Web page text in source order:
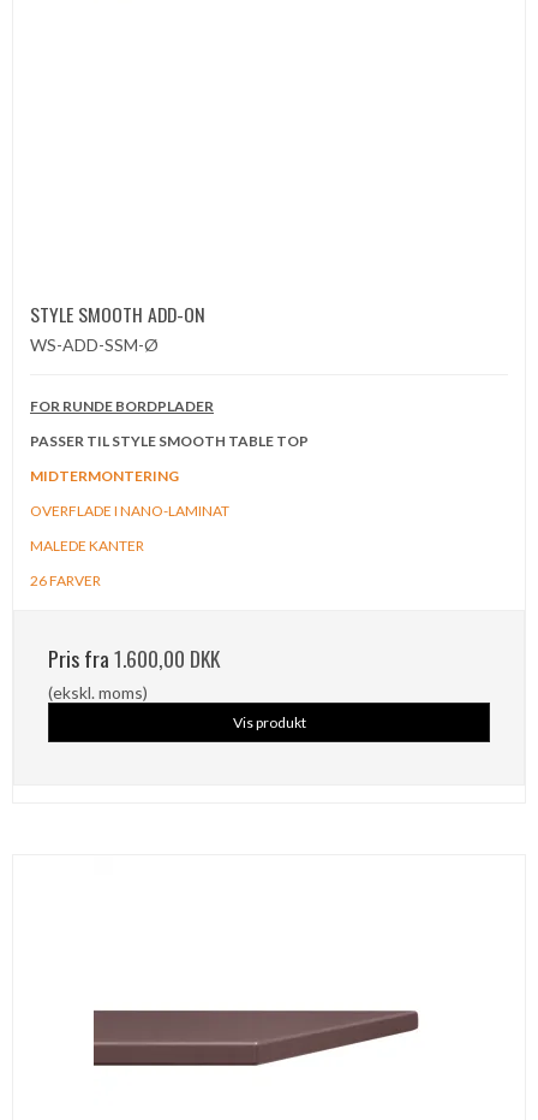
STYLE SMOOTH ADD-ON
WS-ADD-SSM-Ø
FOR RUNDE BORDPLADER
PASSER TIL STYLE SMOOTH TABLE TOP
MIDTERMONTERING
OVERFLADE I NANO-LAMINAT
MALEDE KANTER
26 FARVER
Pris fra1.600,00 DKK
(ekskl. moms)
Vis produkt